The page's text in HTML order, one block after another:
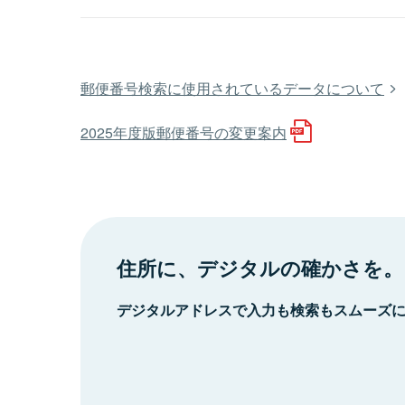
郵便番号検索に使用されているデータについて
2025年度版郵便番号の変更案内
住所に、デジタルの確かさを。
デジタルアドレスで入力も検索もスムーズ